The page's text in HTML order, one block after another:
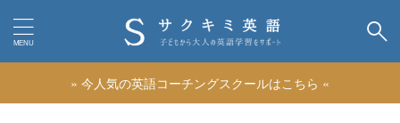
» 今人気の英語コーチングスクールはこちら «